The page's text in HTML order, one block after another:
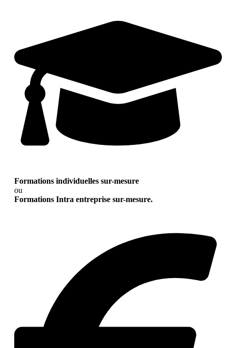
Formations individuelles sur-mesure
ou
Formations Intra entreprise sur-mesure.